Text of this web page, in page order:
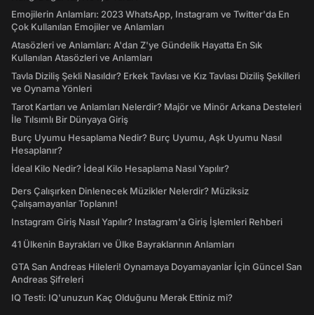
Emojilerin Anlamları: 2023 WhatsApp, Instagram ve Twitter'da En
Çok Kullanılan Emojiler ve Anlamları
Atasözleri ve Anlamları: A'dan Z'ye Gündelik Hayatta En Sık
Kullanılan Atasözleri ve Anlamları
Tavla Diziliş Şekli Nasıldır? Erkek Tavlası ve Kız Tavlası Diziliş Şekilleri
ve Oynama Yönleri
Tarot Kartları ve Anlamları Nelerdir? Majör ve Minör Arkana Desteleri
İle Tılsımlı Bir Dünyaya Giriş
Burç Uyumu Hesaplama Nedir? Burç Uyumu, Aşk Uyumu Nasıl
Hesaplanır?
İdeal Kilo Nedir? İdeal Kilo Hesaplama Nasıl Yapılır?
Ders Çalışırken Dinlenecek Müzikler Nelerdir? Müziksiz
Çalışamayanlar Toplanın!
Instagram Giriş Nasıl Yapılır? Instagram'a Giriş İşlemleri Rehberi
41 Ülkenin Bayrakları ve Ülke Bayraklarının Anlamları
GTA San Andreas Hileleri! Oynamaya Doyamayanlar İçin Güncel San
Andreas Şifreleri
IQ Testi: IQ'unuzun Kaç Olduğunu Merak Ettiniz mi?